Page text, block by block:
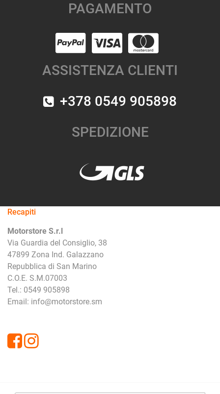
PAGAMENTO
ASSISTENZA CLIENTI
+378 0549 905898
SPEDIZIONE
Recapiti
Motorstore S.r.l
Via Guardia del Consiglio, 38
47899 Zona Ind. Galazzano
Repubblica di San Marino
C.O.E. S.M.07003
Tel.: 0549 905898
Email: info@motorstore.sm
FacebookInstagram